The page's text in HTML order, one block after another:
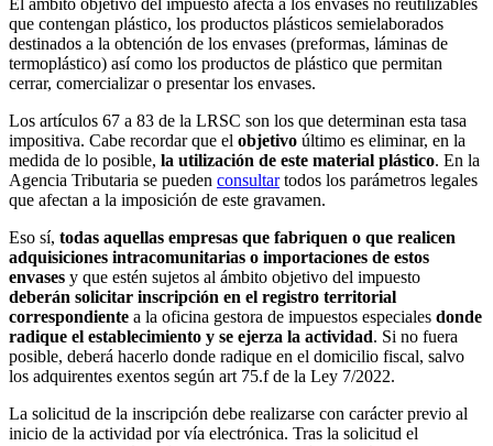
El ámbito objetivo del impuesto afecta a los envases no reutilizables
que contengan plástico, los productos plásticos semielaborados
destinados a la obtención de los envases (preformas, láminas de
termoplástico) así como los productos de plástico que permitan
cerrar, comercializar o presentar los envases.
Los artículos 67 a 83 de la LRSC son los que determinan esta tasa
impositiva. Cabe recordar que el objetivo último es eliminar, en la
medida de lo posible, la utilización de este material plástico. En la
Agencia Tributaria se pueden consultartodos los parámetros legales
que afectan a la imposición de este gravamen.
Eso sí, todas aquellas empresas que fabriquen o que realicen
adquisiciones intracomunitarias o importaciones de estos
envases y que estén sujetos al ámbito objetivo del impuesto
deberán solicitar inscripción en el registro territorial
correspondiente a la oficina gestora de impuestos especiales donde
radique el establecimiento y se ejerza la actividad. Si no fuera
posible, deberá hacerlo donde radique en el domicilio fiscal, salvo
los adquirentes exentos según art 75.f de la Ley 7/2022.
La solicitud de la inscripción debe realizarse con carácter previo al
inicio de la actividad por vía electrónica. Tras la solicitud el